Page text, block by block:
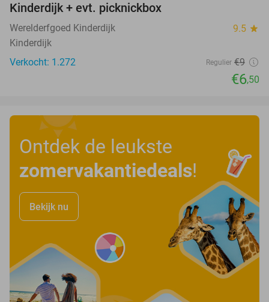
Kinderdijk + evt. picknickbox
Werelderfgoed Kinderdijk 9.5 star
Kinderdijk
Verkocht: 1.272
Regulier €9
€6,50
Ontdek de leukste
zomervakantiedeals!
Bekijk nu